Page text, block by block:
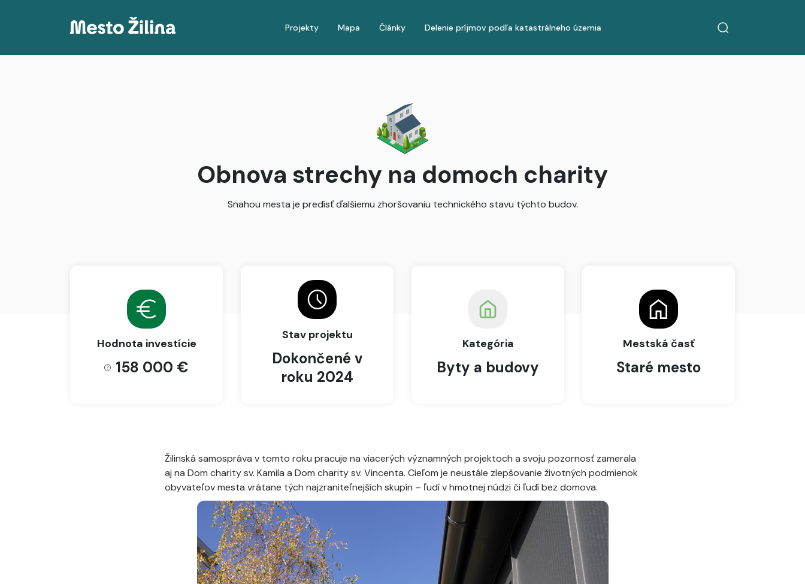
Projekty Mapa Články Delenie príjmov podľa katastrálneho územia
Projekty
Obnova strechy na domoch charity
Snahou mesta je predísť ďalšiemu zhoršovaniu technického stavu týchto budov.
Hodnota investície
158 000 €
Stav projektu
Dokončené v
roku 2024
Kategória
Byty a budovy
Mestská časť
Staré mesto
Žilinská samospráva v tomto roku pracuje na viacerých významných projektoch a svoju pozornosť zamerala
aj na Dom charity sv. Kamila a Dom charity sv. Vincenta. Cieľom je neustále zlepšovanie životných podmienok
obyvateľov mesta vrátane tých najzraniteľnejších skupín – ľudí v hmotnej núdzi či ľudí bez domova.